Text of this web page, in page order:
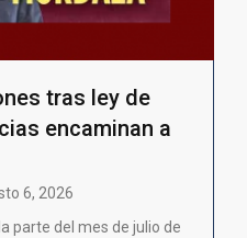
tras ley de
encaminan a
6, 2026
parte del mes de julio de